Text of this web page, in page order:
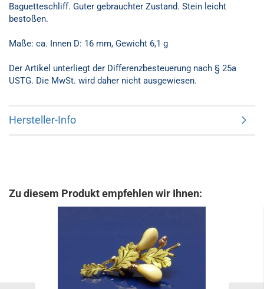
Baguetteschliff. Guter gebrauchter Zustand. Stein leicht
bestoßen.
Maße: ca. Innen D: 16 mm, Gewicht 6,1 g
Der Artikel unterliegt der Differenzbesteuerung nach § 25a
USTG. Die MwSt. wird daher nicht ausgewiesen.
Hersteller-Info
Zu diesem Produkt empfehlen wir Ihnen: